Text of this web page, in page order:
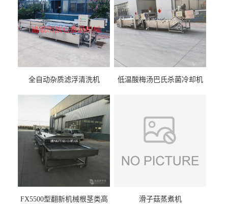
全自动杂质滤浮清洗机 低温酸梅汤巴氏杀菌冷却机
FX5500型翻新机械根茎类高
滑子菇蒸煮机